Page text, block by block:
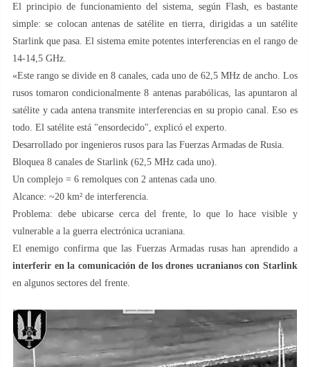
El principio de funcionamiento del sistema, según Flash, es bastante
simple: se colocan antenas de satélite en tierra, dirigidas a un satélite
Starlink que pasa. El sistema emite potentes interferencias en el rango de
14-14,5 GHz.
«Este rango se divide en 8 canales, cada uno de 62,5 MHz de ancho. Los
rusos tomaron condicionalmente 8 antenas parabólicas, las apuntaron al
satélite y cada antena transmite interferencias en su propio canal. Eso es
todo. El satélite está "ensordecido", explicó el experto.
Desarrollado por ingenieros rusos para las Fuerzas Armadas de Rusia.
Bloquea 8 canales de Starlink (62,5 MHz cada uno).
Un complejo = 6 remolques con 2 antenas cada uno.
Alcance: ~20 km² de interferencia.
Problema: debe ubicarse cerca del frente, lo que lo hace visible y
vulnerable a la guerra electrónica ucraniana.
El enemigo confirma que las Fuerzas Armadas rusas han aprendido a
interferir en la comunicación de los drones ucranianos con Starlink
en algunos sectores del frente.